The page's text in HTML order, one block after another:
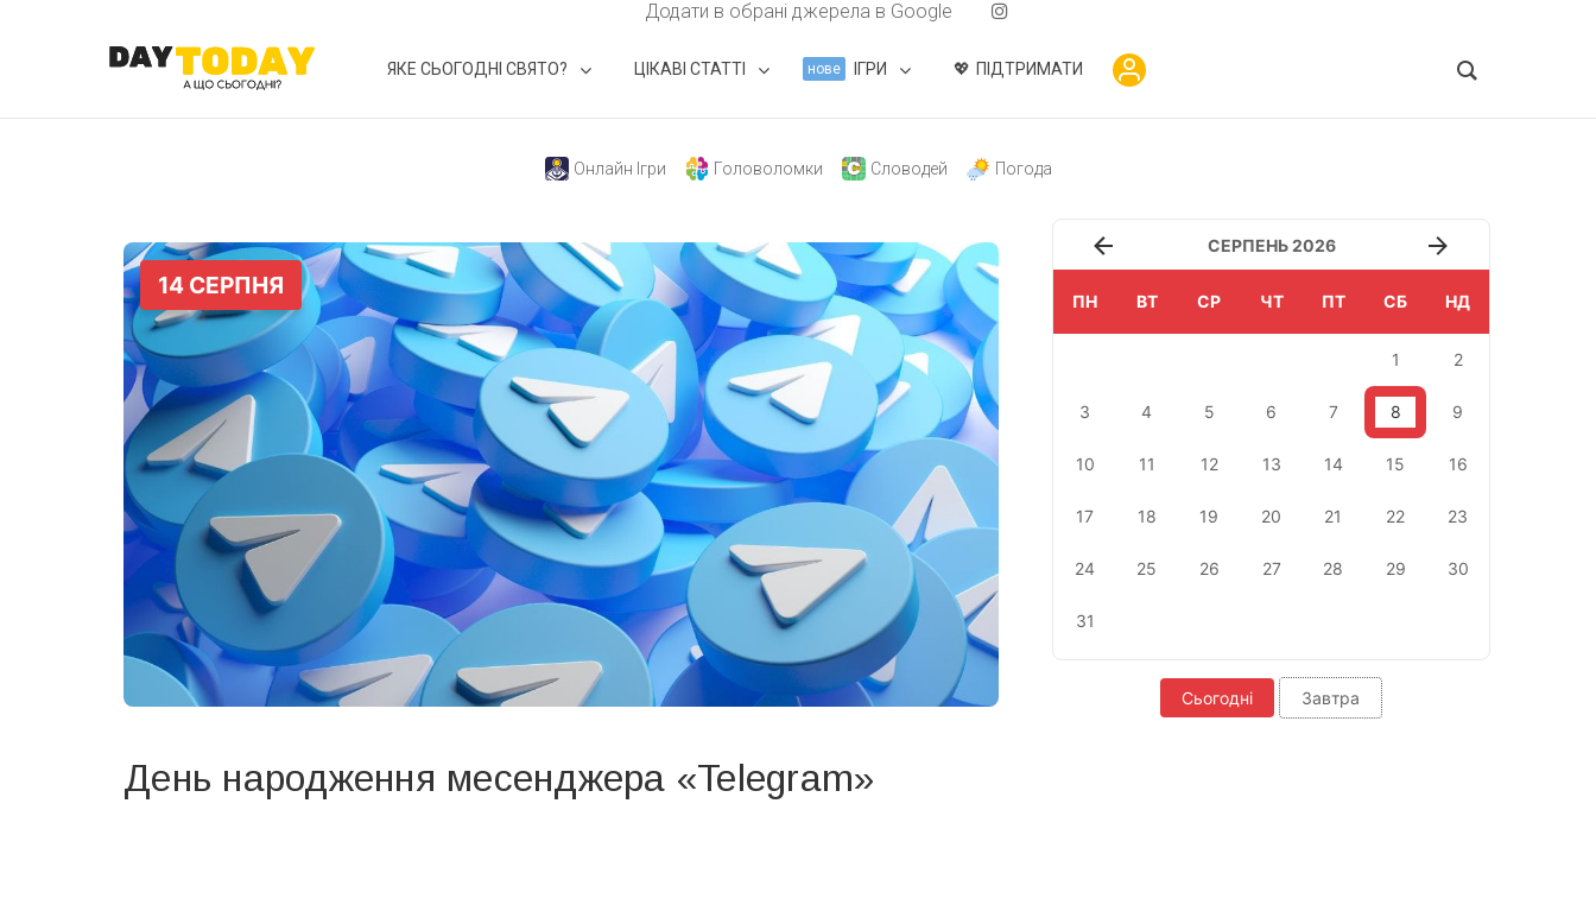
Додати в обрані джерела в Google
ЯКЕ СЬОГОДНІ СВЯТО? ЦІКАВІ СТАТТІ нове ІГРИ ПІДТРИМАТИ
Онлайн Ігри Головоломки Словодей Погода
День народження месенджера «Telegram»
СЕРПЕНЬ 2026
ПН ВТ СР ЧТ ПТ СБ НД
1 2
3 4 5 6 7 8 9
10 11 12 13 14 15 16
17 18 19 20 21 22 23
24 25 26 27 28 29 30
31
Сьогодні Завтра